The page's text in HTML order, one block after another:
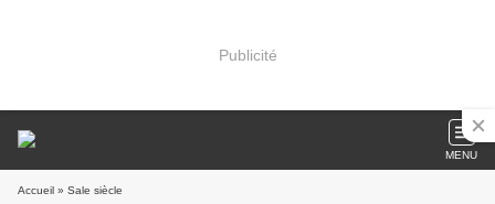
Publicité
MENU
Accueil » Sale siècle